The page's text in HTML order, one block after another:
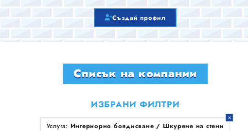
Създай профил
Списък на компании
ИЗБРАНИ ФИЛТРИ
Услуга: Интериорно боядисване / Шкурене на стени